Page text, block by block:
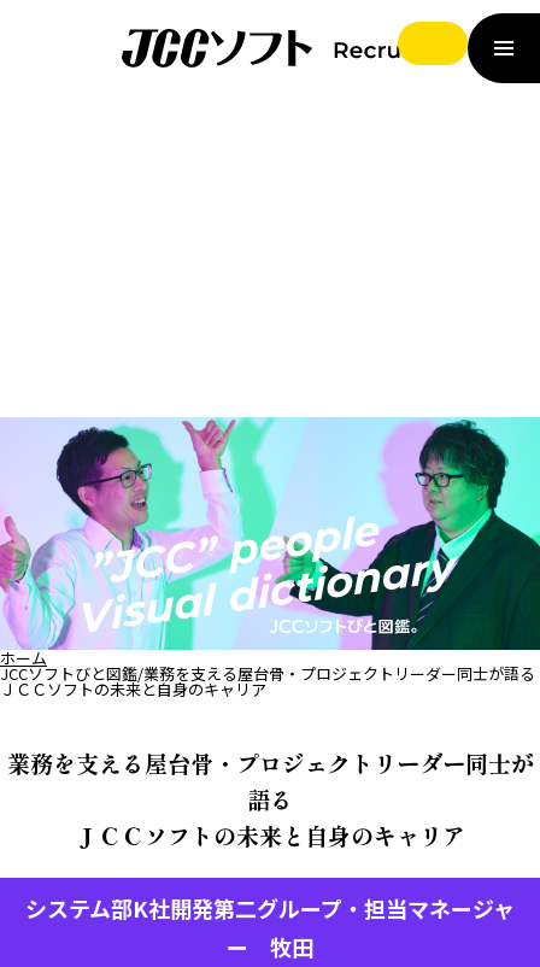
ホーム
JCCソフトびと図鑑/業務を支える屋台骨・プロジェクトリーダー同士が語る
ＪＣＣソフトの未来と自身のキャリア
業務を支える屋台骨・プロジェクトリーダー同士が
語る
ＪＣＣソフトの未来と自身のキャリア
システム部K社開発第二グループ・担当マネージャ
ー 牧田